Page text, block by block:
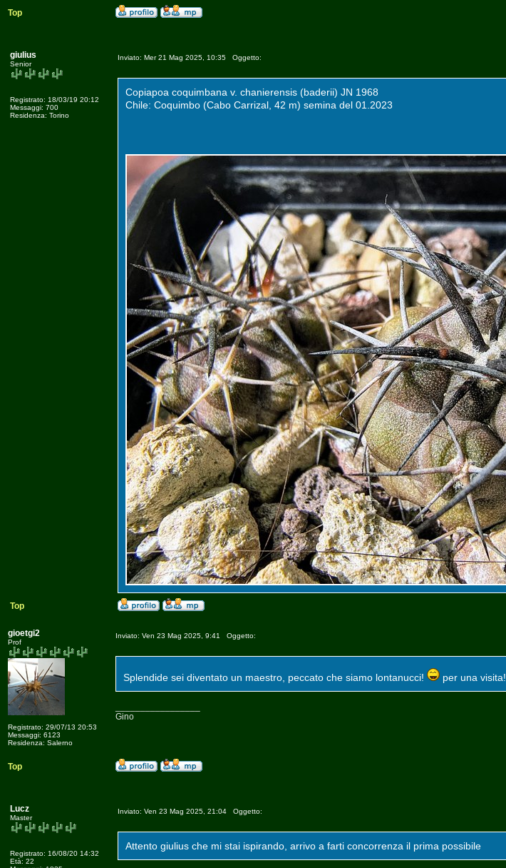
Top
giulius
Senior
Registrato: 18/03/19 20:12
Messaggi: 700
Residenza: Torino
Inviato: Mer 21 Mag 2025, 10:35 Oggetto:
Copiapoa coquimbana v. chanierensis (baderii) JN 1968
Chile: Coquimbo (Cabo Carrizal, 42 m) semina del 01.2023
Top
gioetgi2
Prof
Registrato: 29/07/13 20:53
Messaggi: 6123
Residenza: Salerno
Inviato: Ven 23 Mag 2025, 9:41 Oggetto:
Splendide sei diventato un maestro, peccato che siamo lontanucci! per una visita!
Gino
Top
Lucz
Master
Registrato: 16/08/20 14:32
Età: 22
Inviato: Ven 23 Mag 2025, 21:04 Oggetto:
Attento giulius che mi stai ispirando, arrivo a farti concorrenza il prima possibile